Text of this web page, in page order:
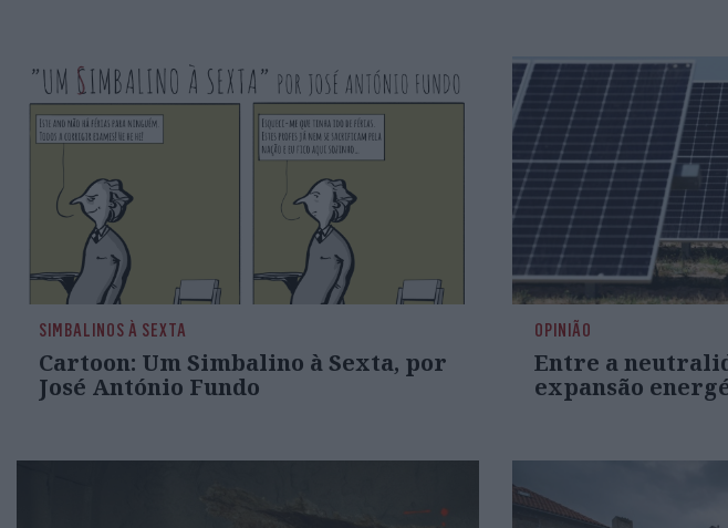
SIMBALINOS À SEXTA
Cartoon: Um Simbalino à Sexta, por
José António Fundo
OPINIÃO
Entre a
expansão